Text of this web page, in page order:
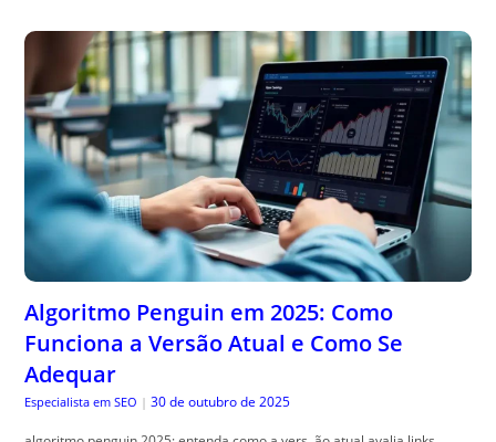
Algoritmo Penguin em 2025: Como
Funciona a Versão Atual e Como Se
Adequar
Especialista em SEO | 30 de outubro de 2025